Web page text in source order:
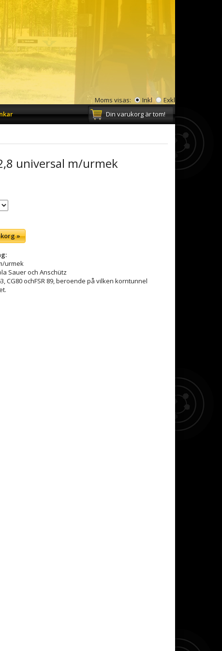
Moms visas: Inkl
Exkl
Din varukorg är tom!
universal m/urmek
»
urmek
Sauer och Anschütz
CG80 ochFSR 89, beroende på vilken korntunnel